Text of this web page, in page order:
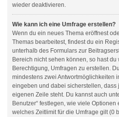
wieder deaktivieren.
Wie kann ich eine Umfrage erstellen?
Wenn du ein neues Thema eröffnest
Themas bearbeitest, findest du ein
unterhalb des Formulars zur
Bereich nicht sehen können, so hast
Berechtigung, Umfragen zu erstellen.
mindestens zwei Antwortmöglichkeiten
eingeben und dabei sicherstellen,
eigenen Zeile steht. Du kannst auch
Benutzer“ festlegen, wie viele
welches Zeitlimit für die Umfrage gilt (0